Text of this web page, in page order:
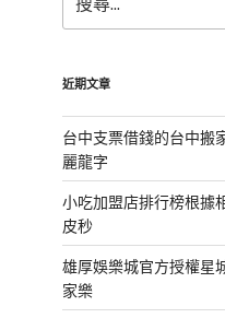
尋
關
字:
近期文章
台中支票借錢的台中搬
麗龍字
小吃加盟店排行榜根據
皮秒
雄厚娛樂城官方授權星
家樂